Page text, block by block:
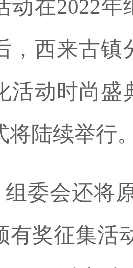
动在2022
，西来古镇
活动时尚盛
将陆续举行
组委会还将
有奖征集活